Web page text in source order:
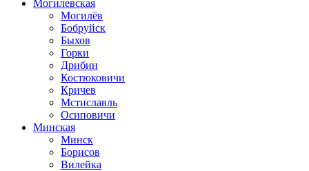
Могилевская
Могилёв
Бобруйск
Быхов
Горки
Дрибин
Костюковичи
Кричев
Мстиславль
Осиповичи
Минская
Минск
Борисов
Вилейка